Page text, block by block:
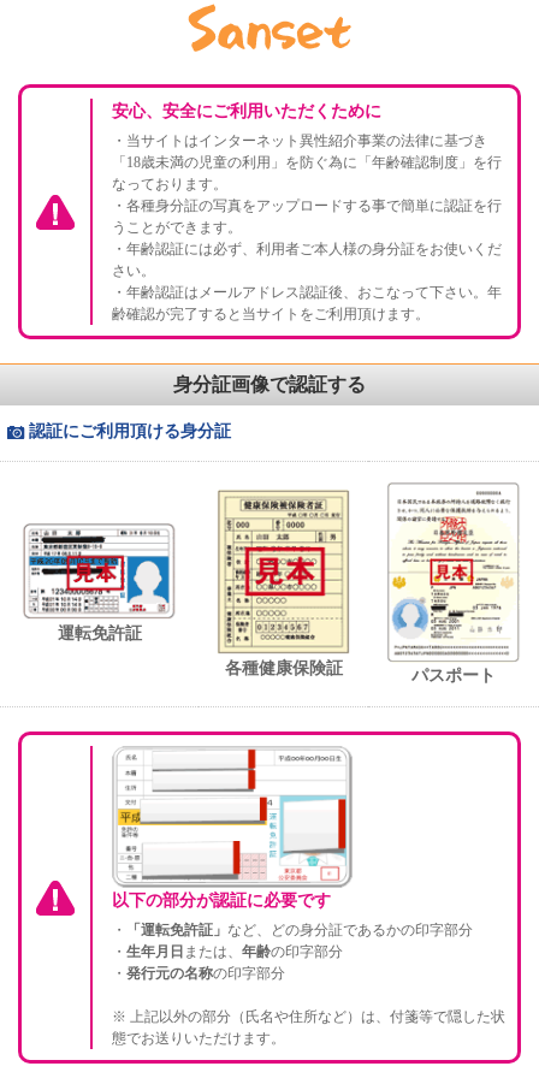
安心、安全にご利用いただくために
・当サイトはインターネット異性紹介事業の法律に基づき
「18歳未満の児童の利用」を防ぐ為に「年齢確認制度」を行
なっております。
・各種身分証の写真をアップロードする事で簡単に認証を行
うことができます。
・年齢認証には必ず、利用者ご本人様の身分証をお使いくだ
さい。
・年齢認証はメールアドレス認証後、おこなって下さい。年
齢確認が完了すると当サイトをご利用頂けます。
身分証画像で認証する
認証にご利用頂ける身分証
運転免許証
各種健康保険証
パスポート
以下の部分が認証に必要です
・ 「運転免許証」 など、どの身分証であるかの印字部分
・ 生年月日 または、 年齢の印字部分
・ 発行元の名称の印字部分
※ 上記以外の部分（氏名や住所など）は、付箋等で隠した状
態でお送りいただけます。